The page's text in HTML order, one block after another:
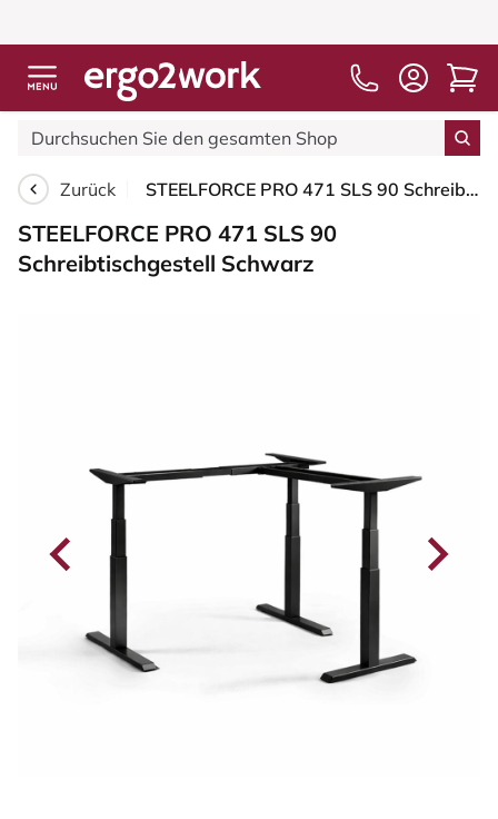
Zurück STEELFORCE PRO 471 SLS 90 Schreibtischgestell Schwarz
STEELFORCE PRO 471 SLS 90
Schreibtischgestell Schwarz